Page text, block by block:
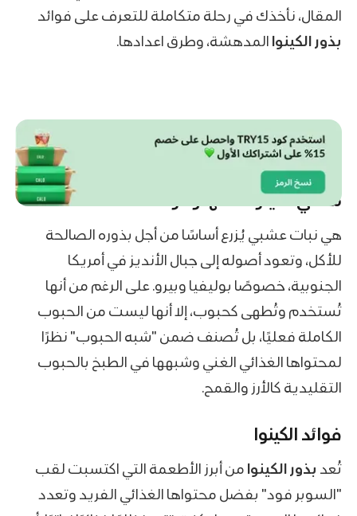
المقال، نأخذك في رحلة متكاملة للتعرف على فوائد
بذور الكينوا المدهشة، وطرق اعدادها.
ما هي الكينوا أصلها وفوائدها
هي نبات عشبي يُزرع أساسًا من أجل بذوره الصالحة
للأكل، وتعود أصوله إلى جبال الأنديز في أمريكا
الجنوبية، خصوصًا بوليفيا وبيرو. على الرغم من أنها
تُستخدم وتُطهى كحبوب، إلا أنها ليست من الحبوب
الكاملة فعليًا، بل تُصنف ضمن "شبه الحبوب" نظرًا
لمحتواها الغذائي الغني وشبهها في الطبخ بالحبوب
التقليدية كالأرز والقمح.
فوائد الكينوا
تُعد بذور الكينوا من أبرز الأطعمة التي اكتسبت لقب
"السوبر فود" بفضل محتواها الغذائي الفريد وتعدد